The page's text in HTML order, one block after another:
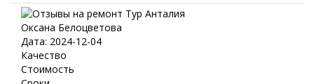
Оксана Белоцветова
Дата: 2024-12-04
Качество
Стоимость